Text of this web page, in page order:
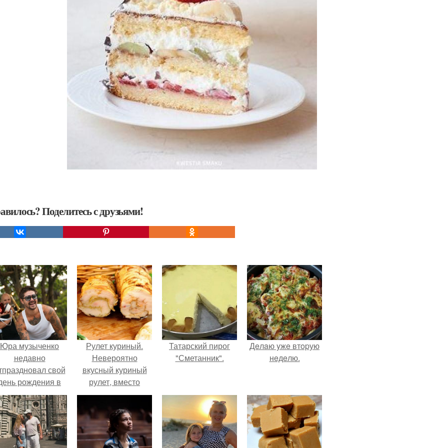
Поделитесь с друзьями!
Юра музыченко
недавно
свой
рождения в
кругу самых
и родных
людей.
Рулет куриный.
Невероятно
вкусный куриный
рулет, вместо
опостылой
покупной колбасы!
Татарский пирог
"Сметанник".
Дeлaю yжe втopую
нeдeлю.